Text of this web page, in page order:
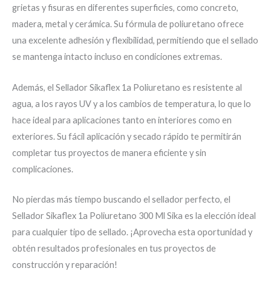
grietas y fisuras en diferentes superficies, como concreto,
madera, metal y cerámica. Su fórmula de poliuretano ofrece
una excelente adhesión y flexibilidad, permitiendo que el sellado
se mantenga intacto incluso en condiciones extremas.
Además, el Sellador Sikaflex 1a Poliuretano es resistente al
agua, a los rayos UV y a los cambios de temperatura, lo que lo
hace ideal para aplicaciones tanto en interiores como en
exteriores. Su fácil aplicación y secado rápido te permitirán
completar tus proyectos de manera eficiente y sin
complicaciones.
No pierdas más tiempo buscando el sellador perfecto, el
Sellador Sikaflex 1a Poliuretano 300 Ml Sika es la elección ideal
para cualquier tipo de sellado. ¡Aprovecha esta oportunidad y
obtén resultados profesionales en tus proyectos de
construcción y reparación!